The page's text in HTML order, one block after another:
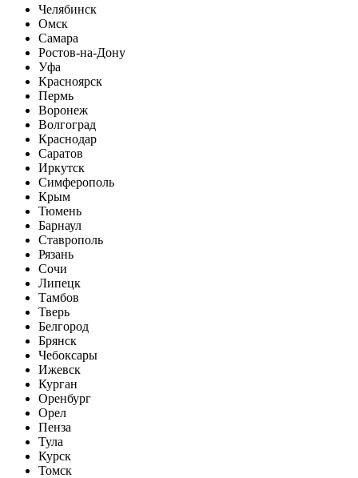
Челябинск
Омск
Самара
Ростов-на-Дону
Уфа
Красноярск
Пермь
Воронеж
Волгоград
Краснодар
Саратов
Иркутск
Симферополь
Крым
Тюмень
Барнаул
Ставрополь
Рязань
Сочи
Липецк
Тамбов
Тверь
Белгород
Брянск
Чебоксары
Ижевск
Курган
Оренбург
Орел
Пенза
Тула
Курск
Томск